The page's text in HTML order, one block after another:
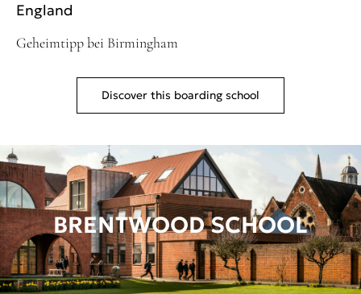
England
Geheimtipp bei Birmingham
Discover this boarding school
BRENTWOOD SCHOOL